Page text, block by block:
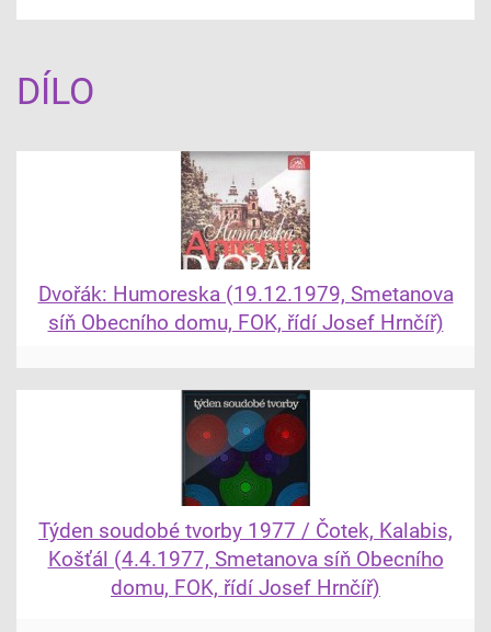
DÍLO
Dvořák: Humoreska (19.12.1979, Smetanova
síň Obecního domu, FOK, řídí Josef Hrnčíř)
Týden soudobé tvorby 1977 / Čotek, Kalabis,
Košťál (4.4.1977, Smetanova síň Obecního
domu, FOK, řídí Josef Hrnčíř)